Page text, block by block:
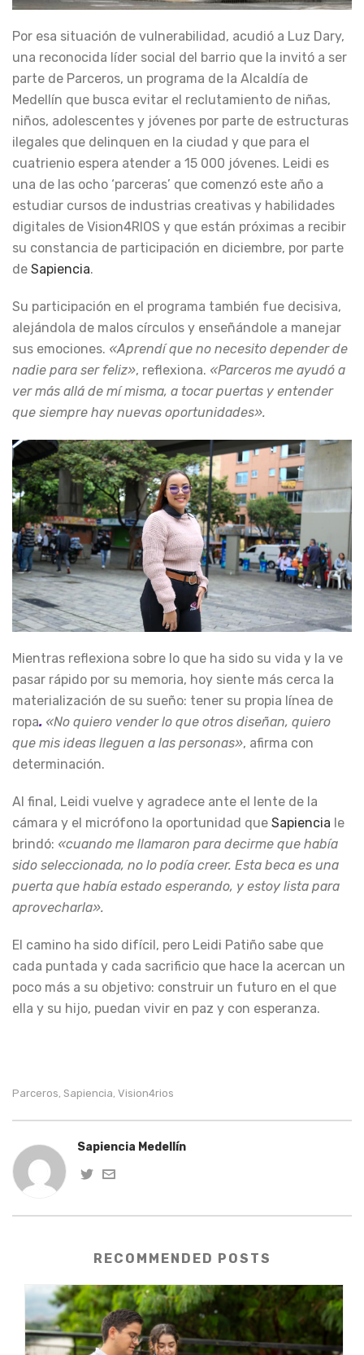
Por esa situación de vulnerabilidad, acudió a Luz Dary,
una reconocida líder social del barrio que la invitó a ser
parte de Parceros, un programa de la Alcaldía de
Medellín que busca evitar el reclutamiento de niñas,
niños, adolescentes y jóvenes por parte de estructuras
ilegales que delinquen en la ciudad y que para el
cuatrienio espera atender a 15 000 jóvenes. Leidi es
una de las ocho ‘parceras’ que comenzó este año a
estudiar cursos de industrias creativas y habilidades
digitales de Vision4RIOS y que están próximas a recibir
su constancia de participación en diciembre, por parte
de Sapiencia.
Su participación en el programa también fue decisiva,
alejándola de malos círculos y enseñándole a manejar
sus emociones. «Aprendí que no necesito depender de
nadie para ser feliz», reflexiona. «Parceros me ayudó a
ver más allá de mí misma, a tocar puertas y entender
que siempre hay nuevas oportunidades».
Mientras reflexiona sobre lo que ha sido su vida y la ve
pasar rápido por su memoria, hoy siente más cerca la
materialización de su sueño: tener su propia línea de
ropa. «No quiero vender lo que otros diseñan, quiero
que mis ideas lleguen a las personas», afirma con
determinación.
Al final, Leidi vuelve y agradece ante el lente de la
cámara y el micrófono la oportunidad que Sapiencia le
brindó: «cuando me llamaron para decirme que había
sido seleccionada, no lo podía creer. Esta beca es una
puerta que había estado esperando, y estoy lista para
aprovecharla».
El camino ha sido difícil, pero Leidi Patiño sabe que
cada puntada y cada sacrificio que hace la acercan un
poco más a su objetivo: construir un futuro en el que
ella y su hijo, puedan vivir en paz y con esperanza.
Parceros Sapiencia Vision4rios
Sapiencia Medellín
RECOMMENDED POSTS